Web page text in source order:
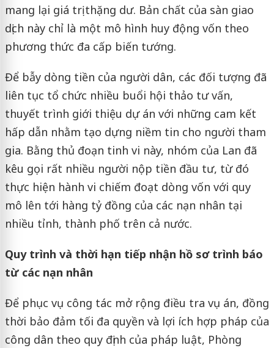
mang lại giá trị thặng dư. Bản chất của sàn giao
dịch này chỉ là một mô hình huy động vốn theo
phương thức đa cấp biến tướng.
Để bẫy dòng tiền của người dân, các đối tượng đã
liên tục tổ chức nhiều buổi hội thảo tư vấn,
thuyết trình giới thiệu dự án với những cam kết
hấp dẫn nhằm tạo dựng niềm tin cho người tham
gia. Bằng thủ đoạn tinh vi này, nhóm của Lan đã
kêu gọi rất nhiều người nộp tiền đầu tư, từ đó
thực hiện hành vi chiếm đoạt dòng vốn với quy
mô lên tới hàng tỷ đồng của các nạn nhân tại
nhiều tỉnh, thành phố trên cả nước.
Quy trình và thời hạn tiếp nhận hồ sơ trình báo
từ các nạn nhân
Để phục vụ công tác mở rộng điều tra vụ án, đồng
thời bảo đảm tối đa quyền và lợi ích hợp pháp của
công dân theo quy định của pháp luật, Phòng